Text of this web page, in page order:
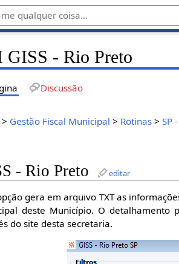
GISS - Rio Preto
Discussão
> Gestão Fiscal Municipal > Rotinas >SP
- Rio Preto editar
gera em arquivo TXT as
deste Município. O detalhamento
do site desta secretaria.